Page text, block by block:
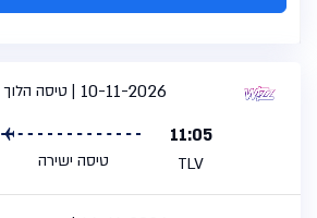
טיסה הלוך
10-11-2026
11:05
TLV טיסה ישירה